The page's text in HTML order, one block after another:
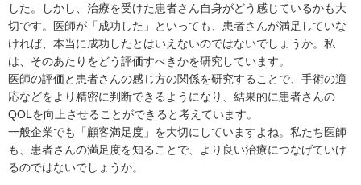
した。しかし、治療を受けた患者さん自身がどう感じているかも大
切です。医師が「成功した」といっても、患者さんが満足していな
ければ、本当に成功したとはいえないのではないでしょうか。私
は、そのあたりをどう評価すべきかを研究しています。
医師の評価と患者さんの感じ方の関係を研究することで、手術の適
応などをより精密に判断できるようになり、結果的に患者さんの
QOLを向上させることができると考えています。
一般企業でも「顧客満足度」を大切にしていますよね。私たち医師
も、患者さんの満足度を知ることで、より良い治療につなげていけ
るのではないでしょうか。